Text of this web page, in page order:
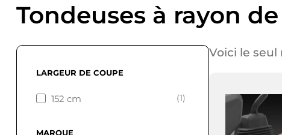
Tondeuses à rayon
LARGEUR DE COUPE
152 cm (1)
MARQUE
Voici le seul